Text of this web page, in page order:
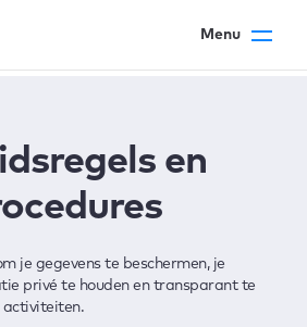
Menu
en
je gegevens te beschermen, je
privé te houden en transparant te
activiteiten.